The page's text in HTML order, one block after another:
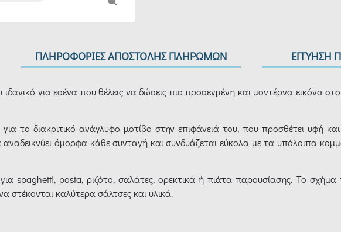
ΠΛΗΡΟΦΟΡΙΕΣ ΑΠΟΣΤΟΛΗΣ ΠΛΗΡΩΜΩΝ ΕΓΓΥΗΣΗ
για εσένα που θέλεις να δώσεις πιο προσεγμένη και μοντέρνα εικόνα
το διακριτικό ανάγλυφο μοτίβο στην επιφάνειά του, που προσθέτει υφή
όμορφα κάθε συνταγή και συνδυάζεται εύκολα με τα υπόλοιπα
για spaghetti, pasta, ριζότο, σαλάτες, ορεκτικά ή πιάτα παρουσίασης. Το
στέκονται καλύτερα σάλτσες και υλικά.